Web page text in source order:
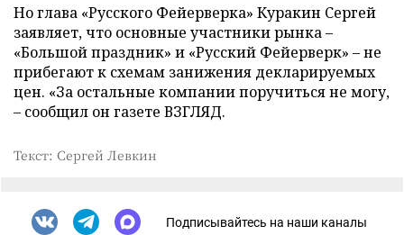
Но глава «Русского Фейерверка» Куракин Сергей
заявляет, что основные участники рынка –
«Большой праздник» и «Русский Фейерверк» – не
прибегают к схемам занижения декларируемых
цен. «За остальные компании поручиться не могу,
– сообщил он газете ВЗГЛЯД.
Текст: Сергей Левкин
Подписывайтесь на наши каналы